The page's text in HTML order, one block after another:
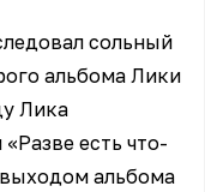
сольный
альбома Лики
Лика
есть что-
альбома